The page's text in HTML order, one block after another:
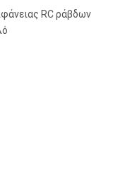
RC ράβδων